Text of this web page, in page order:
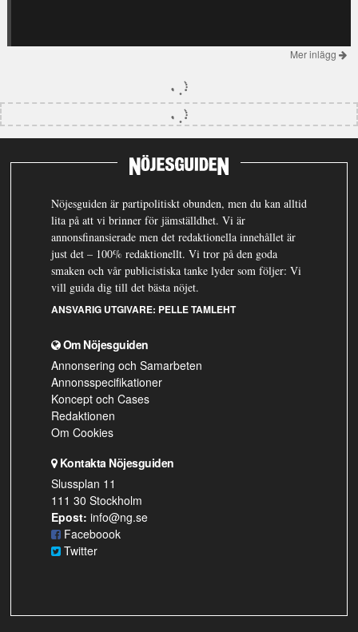
Mer inlägg
Nöjesguiden är partipolitiskt obunden, men du kan alltid
lita på att vi brinner för jämställdhet. Vi är
annonsfinansierade men det redaktionella innehållet är
just det – 100% redaktionellt. Vi tror på den goda
smaken och vår publicistiska tanke lyder som följer: Vi
vill guida dig till det bästa nöjet.
ANSVARIG UTGIVARE: PELLE TAMLEHT
Om Nöjesguiden
Annonsering och Samarbeten
Annonsspecifikationer
Koncept och Cases
Redaktionen
Om Cookies
Kontakta Nöjesguiden
Slussplan 11
111 30 Stockholm
Epost: info@ng.se
Faceboook
Twitter